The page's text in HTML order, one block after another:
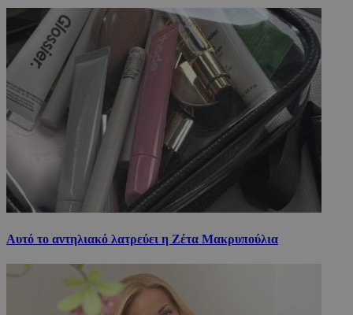
Αυτό το αντηλιακό λατρεύει η Ζέτα Μακρυπούλια